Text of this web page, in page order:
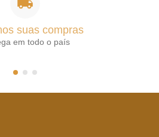
suas compras
em todo o país